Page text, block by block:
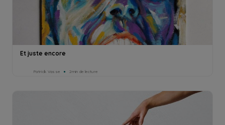
Et juste encore
Patrick Vasse 2min de lecture